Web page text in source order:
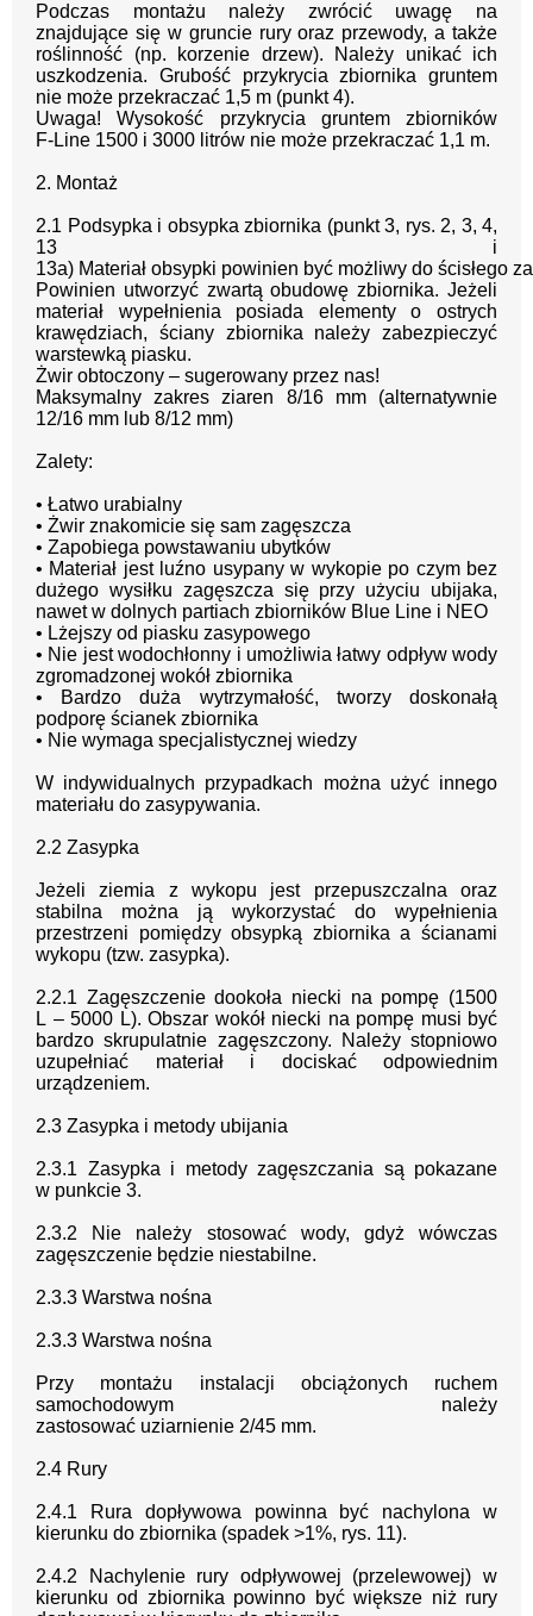
Podczas montażu należy zwrócić uwagę na
znajdujące się w gruncie rury oraz przewody, a także
roślinność (np. korzenie drzew). Należy unikać ich
uszkodzenia. Grubość przykrycia zbiornika gruntem
nie może przekraczać 1,5 m (punkt 4).
Uwaga! Wysokość przykrycia gruntem zbiorników
F-Line 1500 i 3000 litrów nie może przekraczać 1,1 m.
2. Montaż
2.1 Podsypka i obsypka zbiornika (punkt 3, rys. 2, 3, 4,
13 i
13a) Materiał obsypki powinien być możliwy do ścisłego
Powinien utworzyć zwartą obudowę zbiornika. Jeżeli
materiał wypełnienia posiada elementy o ostrych
krawędziach, ściany zbiornika należy zabezpieczyć
warstewką piasku.
Żwir obtoczony – sugerowany przez nas!
Maksymalny zakres ziaren 8/16 mm (alternatywnie
12/16 mm lub 8/12 mm)
Zalety:
• Łatwo urabialny
• Żwir znakomicie się sam zagęszcza
• Zapobiega powstawaniu ubytków
• Materiał jest luźno usypany w wykopie po czym bez
dużego wysiłku zagęszcza się przy użyciu ubijaka,
nawet w dolnych partiach zbiorników Blue Line i NEO
• Lżejszy od piasku zasypowego
• Nie jest wodochłonny i umożliwia łatwy odpływ wody
zgromadzonej wokół zbiornika
•
Bardzo duża wytrzymałość, tworzy doskonałą
podporę ścianek zbiornika
• Nie wymaga specjalistycznej wiedzy
W indywidualnych przypadkach można użyć innego
materiału do zasypywania.
2.2 Zasypka
Jeżeli ziemia z wykopu jest przepuszczalna oraz
stabilna można ją wykorzystać do wypełnienia
przestrzeni pomiędzy obsypką zbiornika a ścianami
wykopu (tzw. zasypka).
2.2.1 Zagęszczenie dookoła niecki na pompę (1500
L – 5000 L). Obszar wokół niecki na pompę musi być
bardzo skrupulatnie zagęszczony. Należy stopniowo
uzupełniać materiał i dociskać odpowiednim
urządzeniem.
2.3 Zasypka i metody ubijania
2.3.1 Zasypka i metody zagęszczania są pokazane
w punkcie 3.
2.3.2 Nie należy stosować wody, gdyż wówczas
zagęszczenie będzie niestabilne.
2.3.3 Warstwa nośna
2.3.3 Warstwa nośna
Przy montażu instalacji obciążonych ruchem
samochodowym należy
zastosować uziarnienie 2/45 mm.
2.4 Rury
2.4.1 Rura dopływowa
powinna być nachylona w
kierunku do zbiornika (spadek >1%, rys. 11).
2.4.2 Nachylenie rury odpływowej (przelewowej) w
kierunku od zbiornika powinno być większe niż rury